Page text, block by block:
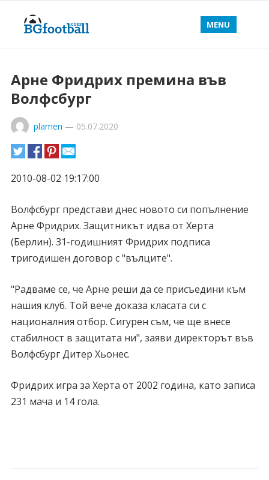
MENU
Арне Фридрих премина във
Волфсбург
plamen — 05.07.2020
2010-08-02 19:17:00
Волфсбург представи днес новото си попълнение
Арне Фридрих. Защитникът идва от Херта
(Берлин). 31-годишният Фридрих подписа
тригодишен договор с "вълците".
"Радваме се, че Арне реши да се присъедини към
нашия клуб. Той вече доказа класата си с
националния отбор. Сигурен съм, че ще внесе
стабилност в защитата ни", заяви директорът във
Волфсбург Дитер Хьонес.
Фридрих игра за Херта от 2002 година, като записа
231 мача и 14 гола.